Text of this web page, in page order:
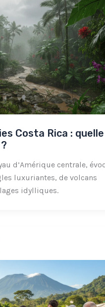
Costa Rica : quelle
d’Amérique centrale,
luxuriantes, de volcans
idylliques.